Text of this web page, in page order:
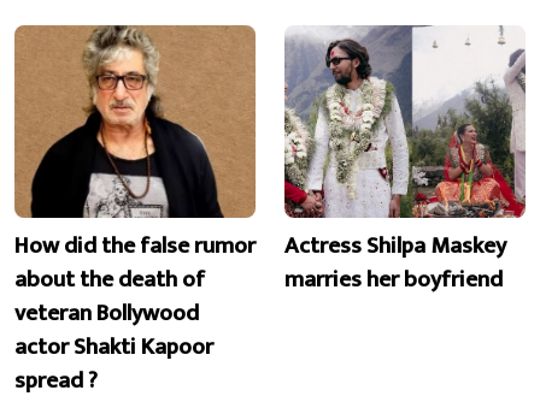
How did the false rumor
about the death of
veteran Bollywood
actor Shakti Kapoor
spread ?
Actress Shilpa Maskey
marries her boyfriend